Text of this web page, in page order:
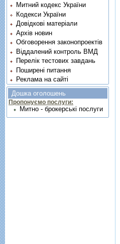
Митний кодекс України
Кодекси України
Довідкові матеріали
Архів новин
Обговорення законопроектів
Віддалений контроль ВМД
Перелік тестових завдань
Поширені питання
Реклама на сайті
Дошка оголошень
Пропонуємо послуги:
Митно - брокерські послуги